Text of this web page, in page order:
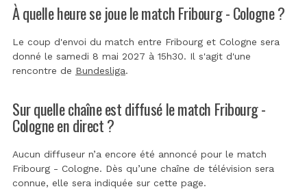
À quelle heure se joue le match Fribourg - Cologne ?
Le coup d'envoi du match entre Fribourg et Cologne sera
donné le samedi 8 mai 2027 à 15h30. Il s'agit d'une
rencontre de Bundesliga.
Sur quelle chaîne est diffusé le match Fribourg -
Cologne en direct ?
Aucun diffuseur n’a encore été annoncé pour le match
Fribourg - Cologne. Dès qu’une chaîne de télévision sera
connue, elle sera indiquée sur cette page.